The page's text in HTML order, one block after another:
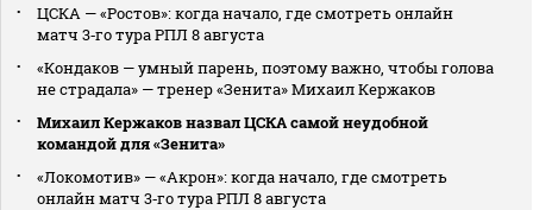
ЦСКА — «Ростов»: когда начало, где смотреть онлайн
матч 3‑го тура РПЛ 8 августа
«Кондаков — умный парень, поэтому важно, чтобы голова
не страдала» — тренер «Зенита» Михаил Кержаков
Михаил Кержаков назвал ЦСКА самой неудобной
командой для «Зенита»
«Локомотив» — «Акрон»: когда начало, где смотреть
онлайн матч 3‑го тура РПЛ 8 августа